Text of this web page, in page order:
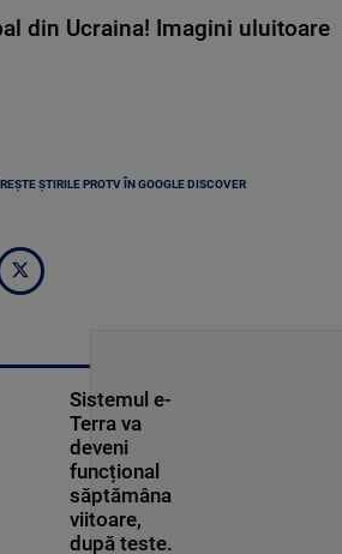
din Ucraina! Imagini uluitoare
ȘTIRILE PROTV ÎN GOOGLE DISCOVER
Sistemul e-
Terra va
deveni
funcțional
săptămâna
viitoare,
după teste.